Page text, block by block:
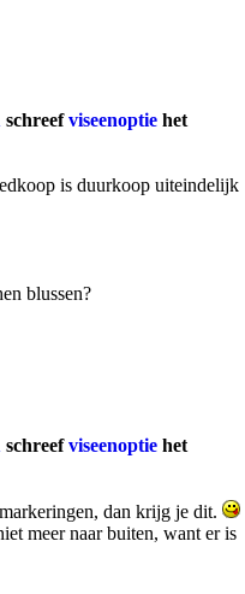
schreefviseenoptie het
is duurkoop uiteindelijk
blussen?
schreefviseenoptie het
dan krijg je dit.
meer naar buiten, want er is